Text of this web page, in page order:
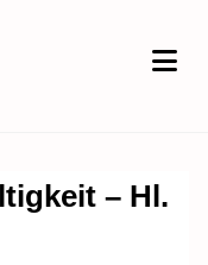
– Hl.